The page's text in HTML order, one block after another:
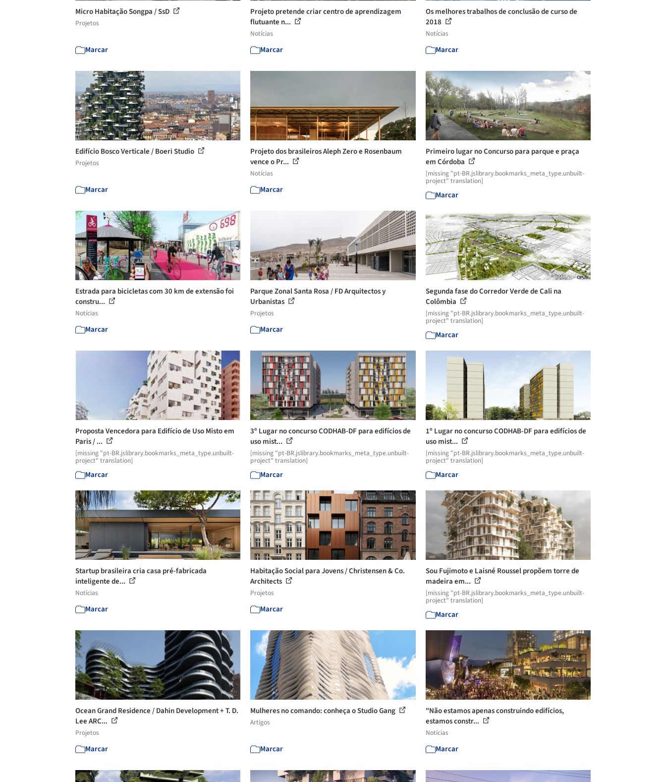
Micro Habitação Songpa / SsD
Projetos
Marcar
Projeto pretende criar centro de aprendizagem
flutuante n...
Notícias
Marcar
Os melhores trabalhos de conclusão de curso de
2018
Notícias
Marcar
Edifício Bosco Verticale / Boeri Studio
Projetos
Marcar
Projeto dos brasileiros Aleph Zero e Rosenbaum
vence o Pr...
Notícias
Marcar
Primeiro lugar no Concurso para parque e praça
em Córdoba
[missing "pt-BR.jslibrary.bookmarks_meta_type.unbuilt-
project" translation]
Marcar
Estrada para bicicletas com 30 km de extensão foi
constru...
Notícias
Marcar
Parque Zonal Santa Rosa / FD Arquitectos y
Urbanistas
Projetos
Marcar
Segunda fase do Corredor Verde de Cali na
Colômbia
[missing "pt-BR.jslibrary.bookmarks_meta_type.unbuilt-
project" translation]
Marcar
Proposta Vencedora para Edifício de Uso Misto em
Paris / ...
[missing "pt-BR.jslibrary.bookmarks_meta_type.unbuilt-
project" translation]
Marcar
3º Lugar no concurso CODHAB-DF para edifícios de
uso mist...
[missing "pt-BR.jslibrary.bookmarks_meta_type.unbuilt-
project" translation]
Marcar
1º Lugar no concurso CODHAB-DF para edifícios de
uso mist...
[missing "pt-BR.jslibrary.bookmarks_meta_type.unbuilt-
project" translation]
Marcar
Startup brasileira cria casa pré-fabricada
inteligente de...
Notícias
Marcar
Habitação Social para Jovens / Christensen & Co.
Architects
Projetos
Marcar
Sou Fujimoto e Laisné Roussel propõem torre de
madeira em...
[missing "pt-BR.jslibrary.bookmarks_meta_type.unbuilt-
project" translation]
Marcar
Ocean Grand Residence / Dahin Development + T. D.
Lee ARC...
Projetos
Marcar
Mulheres no comando: conheça o Studio Gang
Artigos
Marcar
"Não estamos apenas construindo edifícios,
estamos constr...
Notícias
Marcar